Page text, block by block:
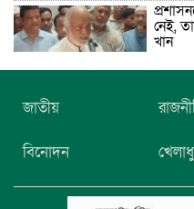
নেই,
খান
মরদেহ
উচ্চ
জাতীয়
বিনোদন